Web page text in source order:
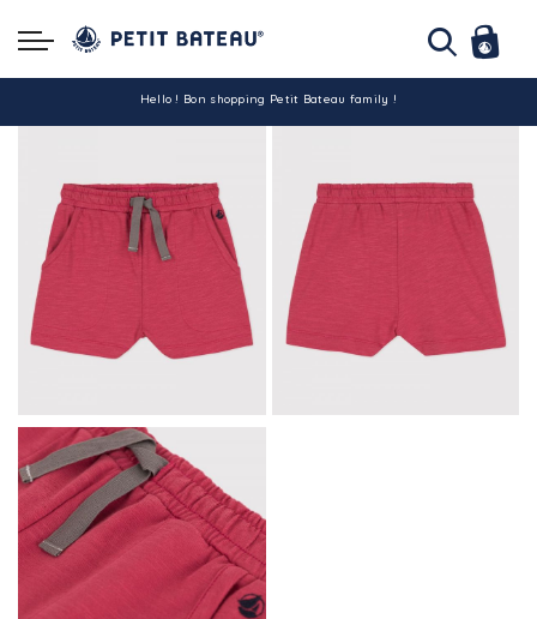
Hello ! Bon shopping Petit Bateau family !
La livraison est assurée partout en Tunisie !
-10% pour tout paiement par carte bancaire (hors promo)